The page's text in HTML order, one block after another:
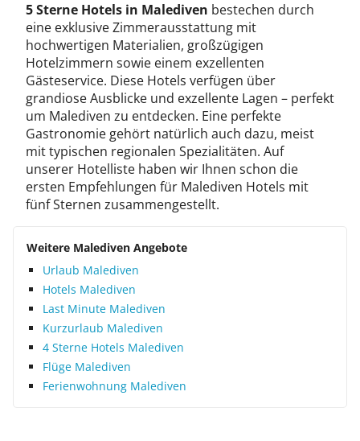
5 Sterne Hotels in Malediven bestechen durch
eine exklusive Zimmerausstattung mit
hochwertigen Materialien, großzügigen
Hotelzimmern sowie einem exzellenten
Gästeservice. Diese Hotels verfügen über
grandiose Ausblicke und exzellente Lagen – perfekt
um Malediven zu entdecken. Eine perfekte
Gastronomie gehört natürlich auch dazu, meist
mit typischen regionalen Spezialitäten. Auf
unserer Hotelliste haben wir Ihnen schon die
ersten Empfehlungen für Malediven Hotels mit
fünf Sternen zusammengestellt.
Weitere Malediven Angebote
Urlaub Malediven
Hotels Malediven
Last Minute Malediven
Kurzurlaub Malediven
4 Sterne Hotels Malediven
Flüge Malediven
Ferienwohnung Malediven